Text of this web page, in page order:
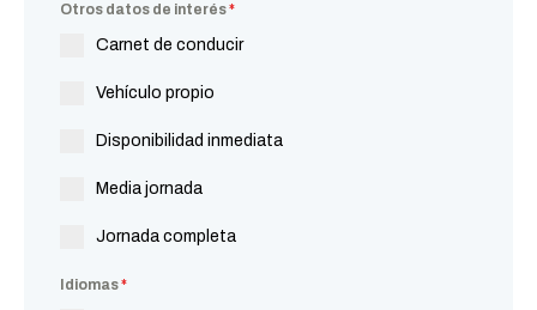
Otros datos de interés*
Carnet de conducir
Vehículo propio
Disponibilidad inmediata
Media jornada
Jornada completa
Idiomas*